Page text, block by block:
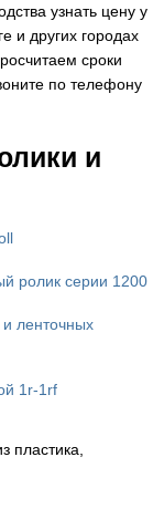
узнать цену у
и других городах
сроки
по телефону
и
ролик серии 1200
и ленточных
1r-1rf
пластика,